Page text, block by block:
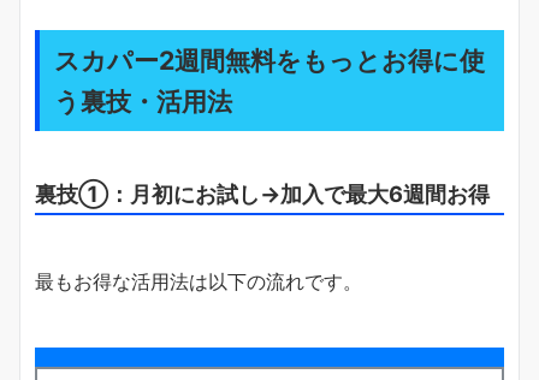
スカパー2週間無料をもっとお得に使
う裏技・活用法
裏技①：月初にお試し→加入で最大6週間お得
最もお得な活用法は以下の流れです。